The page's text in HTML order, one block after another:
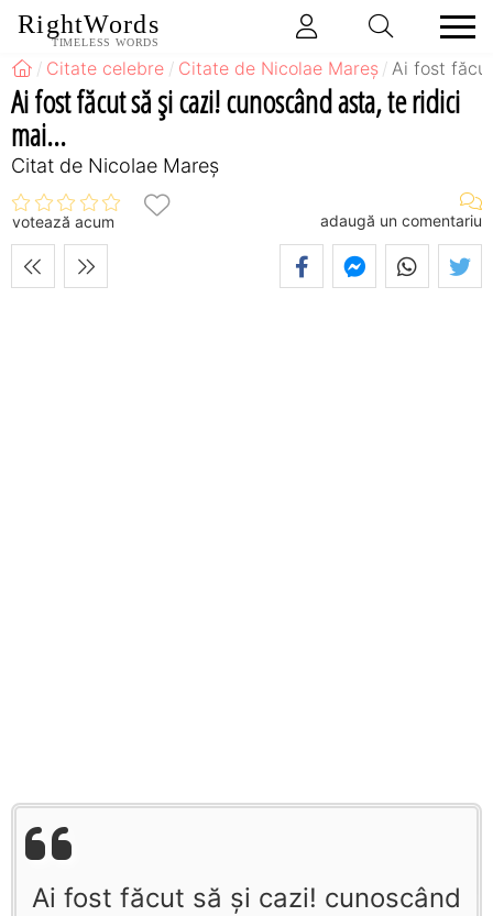
RightWords
TIMELESS WORDS
Citate celebre Citate de Nicolae Mareș Ai fost
Ai fost făcut să şi cazi! cunoscând asta, te ridici
mai...
Citat de Nicolae Mareș
votează acum adaugă un comentariu
Ai fost făcut să şi cazi! cunoscând